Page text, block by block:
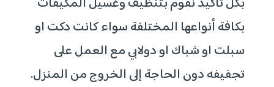
بكافة أنواعها المختلفة سواء كانت دكت او
سبلت او شباك او دولابي مع العمل على
تجفيفه دون الحاجة إلى الخروج من المنزل.